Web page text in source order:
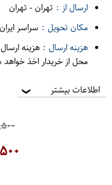
ارسال از : تهران- تهران
مکان تحویل : سراسر
هزینه ارسال : هزینه
محل از خریدار اخذ
اطلاعات بیشتر ❯